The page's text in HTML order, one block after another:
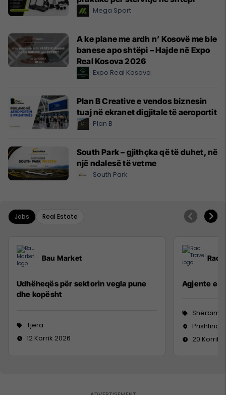
Mega Sport
A ke plane me ardh n’ Kosovë me ble
banese apo shtëpi – Hajde në Expo
Real Kosova 2026
Expo Real Kosova
Plan B Creative e vendos biznesin
tuaj në ekranet digjitale të aeroportit
Plan B
South Park – gjithçka që të duhet, në
një ndalesë të vetme
South Park
Jobs Real Estate
Bau Market
Udhëheqës për sektorin vegla pune
dhe kopësht
Tjera
12 Korrik 2026
Raci
Agjente e
Prishtina,
20 Korrik